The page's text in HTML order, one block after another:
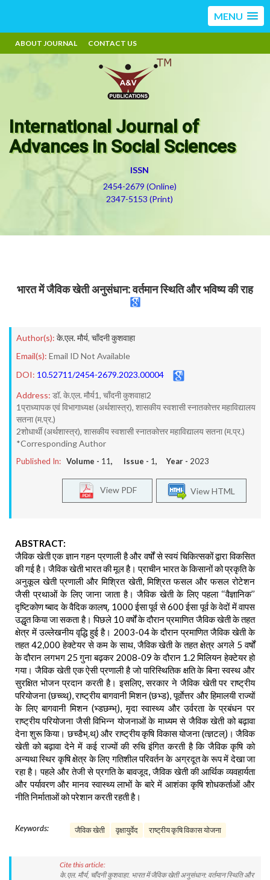
MENU
ABOUT JOURNAL CONTACT US
International Journal of
Advances in Social Sciences
ISSN
2454-2679 (Online)
2347-5153 (Print)
भारत में जैविक खेती अनुसंधान: वर्तमान स्थिति और भविष्य की राह
Author(s): के.एल. मौर्य, चाँदनी कुशवाहा
Email(s): Email ID Not Available
DOI: 10.52711/2454-2679.2023.00004
Address: डॉ. के.एल. मौर्य1, चाँदनी कुशवाहा2
1प्राध्यापक एवं विभागाध्यक्ष (अर्थशास्त्र), शासकीय स्वशासी स्नातकोत्तर महाविद्यालय
सतना (म.प्र.)
2शोधार्थी (अर्थशास्त्र), शासकीय स्वशासी स्नातकोत्तर महाविद्यालय सतना (म.प्र.)
*Corresponding Author
Published In: Volume - 11, Issue - 1, Year - 2023
View HTML
View PDF
ABSTRACT:
जैविक खेती एक ज्ञान गहन प्रणाली है और वर्षों से स्वयं चिकित्सकों द्वारा विकसित
की गई है। जैविक खेती भारत की मूल है। प्राचीन भारत के किसानों को प्रकृति के
अनुकूल खेती प्रणाली और मिश्रित खेती, मिश्रित फसल और फसल रोटेशन
जैसी प्रथाओं के लिए जाना जाता है। जैविक खेती के लिए पहला ‘‘वैज्ञानिक’’
दृष्टिकोण ष्बाद के वैदिक कालष्, 1000 ईसा पूर्व से 600 ईसा पूर्व के वेदों में वापस
उद्धृत किया जा सकता है। पिछले 10 वर्षों के दौरान प्रमाणित जैविक खेती के तहत
क्षेत्र में उल्लेखनीय वृद्धि हुई है। 2003-04 के दौरान प्रमाणित जैविक खेती के
तहत 42,000 हेक्टेयर से कम के साथ, जैविक खेती के तहत क्षेत्र अगले 5 वर्षों
के दौरान लगभग 25 गुना बढ़कर 2008-09 के दौरान 1.2 मिलियन हेक्टेयर हो
गया। जैविक खेती एक ऐसी प्रणाली है जो पारिस्थितिक क्षति के बिना स्वस्थ और
सुरक्षित भोजन प्रदान करती है। इसलिए, सरकार ने जैविक खेती पर राष्ट्रीय
परियोजना (छच्व्थ्), राष्ट्रीय बागवानी मिशन (छभ्ड), पूर्वाेत्तर और हिमालयी राज्यों
के लिए बागवानी मिशन (भ्डछम्भ्), मृदा स्वास्थ्य और उर्वरता के प्रबंधन पर
राष्ट्रीय परियोजना जैसी विभिन्न योजनाओं के माध्यम से जैविक खेती को बढ़ावा
देना शुरू किया। छच्डैभ्.थ्) और राष्ट्रीय कृषि विकास योजना (त्ज्ञटल्)। जैविक
खेती को बढ़ावा देने में कई राज्यों की रुचि इंगित करती है कि जैविक कृषि को
अन्यथा स्थिर कृषि क्षेत्र के लिए गतिशील परिवर्तन के अग्रदूत के रूप में देखा जा
रहा है। पहले और तेजी से प्रगति के बावजूद, जैविक खेती की आर्थिक व्यवहार्यता
और पर्यावरण और मानव स्वास्थ्य लाभों के बारे में आशंका कृषि शोधकर्ताओं और
नीति निर्माताओं को परेशान करती रहती है।
Keywords: जैविक खेती वृक्षायुर्वेद राष्ट्रीय कृषि विकास योजना
Cite this article:
के.एल. मौर्य, चाँदनी कुशवाहा. भारत में जैविक खेती अनुसंधान: वर्तमान स्थिति और